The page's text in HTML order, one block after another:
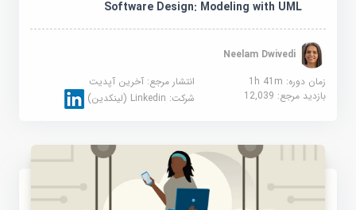
Software Design: Modeling with UML
Neelam Dwivedi
زمان دوره: 1h 41m
انتشار مرجع:آخرین آپدیت
بازدید مرجع:12,039 شرکت:Linkedin (لینکدین)